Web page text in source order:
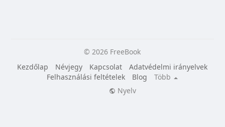
© 2026 FreeBook
Kezdőlap
Névjegy Kapcsolat
Adatvédelmi irányelvek
Felhasználási feltételek
Blog
Több
Nyelv